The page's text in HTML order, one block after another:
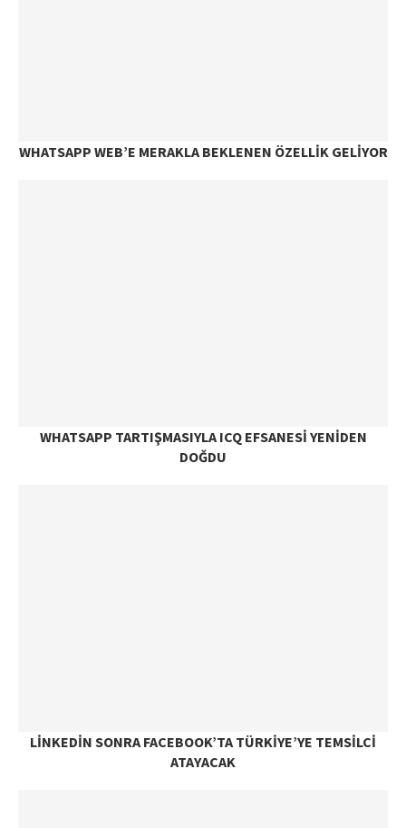
WHATSAPP WEB’E MERAKLA BEKLENEN ÖZELLIK GELIYOR
WHATSAPP TARTIŞMASIYLA ICQ EFSANESI YENIDEN
DOĞDU
LINKEDIN SONRA FACEBOOK’TA TÜRKIYE’YE TEMSILCI
ATAYACAK